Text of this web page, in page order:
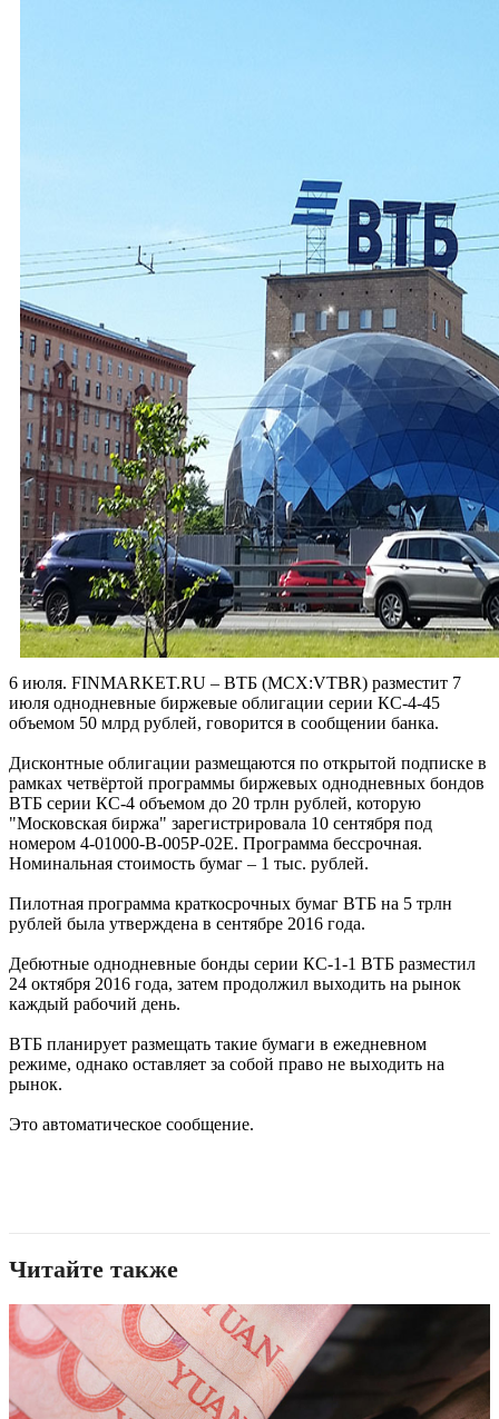
6 июля. FINMARKET.RU – ВТБ (MCX:VTBR) разместит 7
июля однодневные биржевые облигации серии КС-4-45
объемом 50 млрд рублей, говорится в сообщении банка.
Дисконтные облигации размещаются по открытой подписке в
рамках четвёртой программы биржевых однодневных бондов
ВТБ серии КС-4 объемом до 20 трлн рублей, которую
"Московская биржа" зарегистрировала 10 сентября под
номером 4-01000-B-005P-02E. Программа бессрочная.
Номинальная стоимость бумаг – 1 тыс. рублей.
Пилотная программа краткосрочных бумаг ВТБ на 5 трлн
рублей была утверждена в сентябре 2016 года.
Дебютные однодневные бонды серии КС-1-1 ВТБ разместил
24 октября 2016 года, затем продолжил выходить на рынок
каждый рабочий день.
ВТБ планирует размещать такие бумаги в ежедневном
режиме, однако оставляет за собой право не выходить на
рынок.
Это автоматическое сообщение.
Читайте также